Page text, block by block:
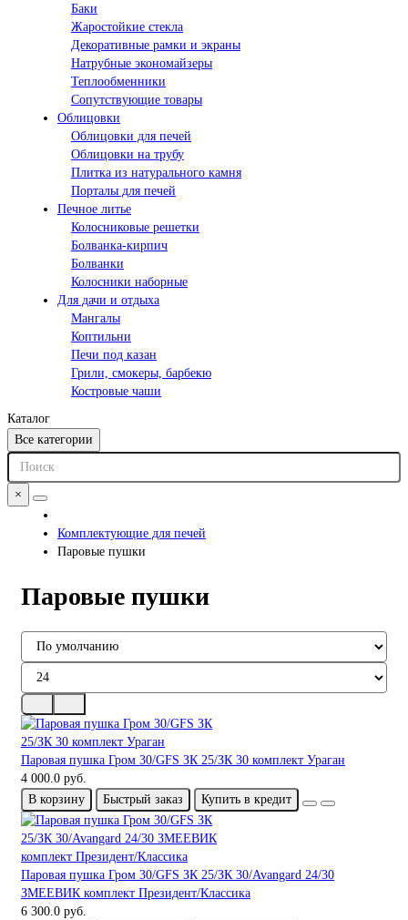
Баки
Жаростойкие стекла
Декоративные рамки и экраны
Натрубные экономайзеры
Теплообменники
Сопутствующие товары
Облицовки
Облицовки для печей
Облицовки на трубу
Плитка из натурального камня
Порталы для печей
Печное литье
Колосниковые решетки
Болванка-кирпич
Болванки
Колосники наборные
Для дачи и отдыха
Мангалы
Коптильни
Печи под казан
Грили, смокеры, барбекю
Костровые чаши
Каталог
Все категории
×
Комплектующие для печей
Паровые пушки
Паровые пушки
Паровая пушка Гром 30/GFS ЗК 25/ЗК 30 комплект Ураган
4 000.0 руб.
В корзину
Быстрый заказ Купить в кредит
Паровая пушка Гром 30/GFS ЗК 25/ЗК 30/Avangard 24/30
ЗМЕЕВИК комплект Президент/Классика
6 300.0 руб.